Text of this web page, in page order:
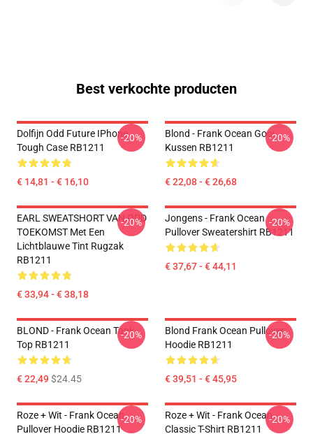
Best verkochte producten
Dolfijn Odd Future IPhone
Tough Case RB1211
€ 14,81 - € 16,10
-20%
Blond - Frank Ocean Gooi
Kussen RB1211
€ 22,08 - € 26,68
-20%
EARL SWEATSHORT VAN ODD
TOEKOMST Met Een
Lichtblauwe Tint Rugzak
RB1211
€ 33,94 - € 38,18
-20%
Jongens - Frank Ocean
Pullover Sweatershirt RB1211
€ 37,67 - € 44,11
-20%
BLOND - Frank Ocean Tank
Top RB1211
€ 22,49$24.45
-20%
Blond Frank Ocean Pullover
Hoodie RB1211
€ 39,51 - € 45,95
-20%
Roze + Wit - Frank Ocean
Pullover Hoodie RB1211
-20%
Roze + Wit - Frank Ocean
Classic T-Shirt RB1211
-20%